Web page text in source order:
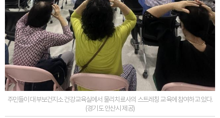
주민들이 대부보건지소 건강교육실에서 물리치료사의 스트레칭 교육에 참여하고 있다.
(경기도 안산시 제공)